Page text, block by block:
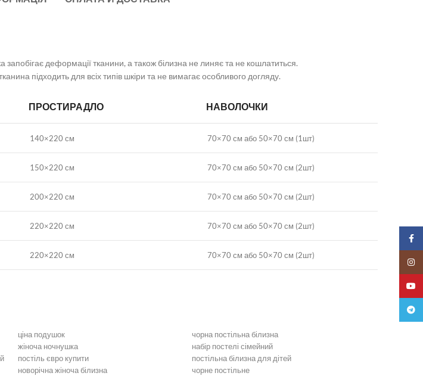
деформації тканини, а також білизна не линяє та не кошлатиться.
підходить для всіх типів шкіри та не вимагає особливого догляду.
ПРОСТИРАДЛО НАВОЛОЧКИ
140×220 см 70×70 см або 50×70 см (1шт)
150×220 см 70×70 см або 50×70 см (2шт)
200×220 см 70×70 см або 50×70 см (2шт)
220×220 см 70×70 см або 50×70 см (2шт)
220×220 см 70×70 см або 50×70 см (2шт)
ціна подушок
чорна постільна білизна
жіноча ночнушка
набір постелі сімейний
постіль євро купити
постільна білизна для дітей
новорічна жіноча білизна
чорне постільне